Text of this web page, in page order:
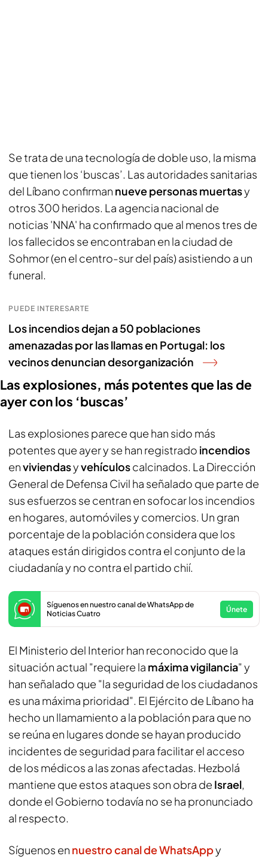
Se trata de una tecnología de doble uso, la misma
que tienen los ‘buscas’. Las autoridades sanitarias
del Líbano confirman nueve personas muertasy
otros 300 heridos. La agencia nacional de
noticias 'NNA' ha confirmado que al menos tres de
los fallecidos se encontraban en la ciudad de
Sohmor (en el centro-sur del país) asistiendo a un
funeral.
PUEDE INTERESARTE
Los incendios dejan a 50 poblaciones
amenazadas por las llamas en Portugal: los
vecinos denuncian desorganización
Las explosiones, más potentes que las de
ayer con los ‘buscas’
Las explosiones parece que han sido más
potentes que ayer y se han registrado incendios
enviviendasyvehículoscalcinados. La Dirección
General de Defensa Civil ha señalado que parte de
sus esfuerzos se centran en sofocar los incendios
en hogares, automóviles y comercios. Un gran
porcentaje de la población considera que los
ataques están dirigidos contra el conjunto de la
ciudadanía y no contra el partido chií.
Síguenos en nuestro canal de WhatsApp de
Noticias Cuatro
Únete
El Ministerio del Interior han reconocido que la
situación actual "requiere la máxima vigilancia" y
han señalado que "la seguridad de los ciudadanos
es una máxima prioridad". El Ejército de Líbano ha
hecho un llamamiento a la población para que no
se reúna en lugares donde se hayan producido
incidentes de seguridad para facilitar el acceso
de los médicos a las zonas afectadas. Hezbolá
mantiene que estos ataques son obra de Israel,
donde el Gobierno todavía no se ha pronunciado
al respecto.
Síguenos en nuestro canal de WhatsAppy